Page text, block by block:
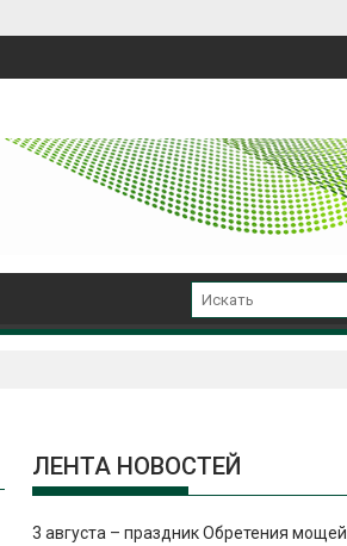
ЛЕНТА НОВОСТЕЙ
3 августа – праздник Обретения мощей